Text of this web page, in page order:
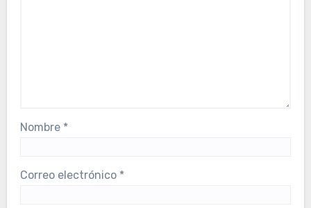
Nombre *
Correo electrónico *